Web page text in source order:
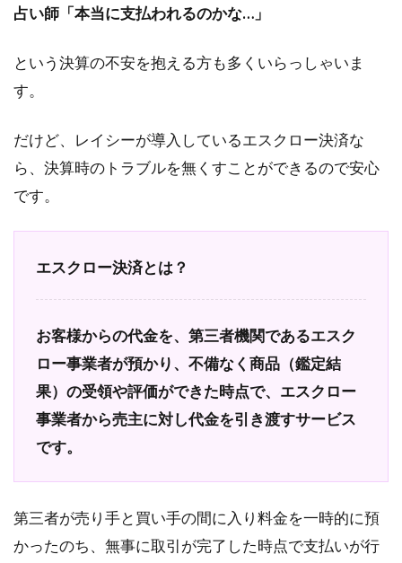
占い師「本当に支払われるのかな…」
という決算の不安を抱える方も多くいらっしゃいま
す。
だけど、レイシーが導入しているエスクロー決済な
ら、決算時のトラブルを無くすことができるので安心
です。
エスクロー決済とは？
お客様からの代金を、第三者機関であるエスク
ロー事業者が預かり、不備なく商品（鑑定結
果）の受領や評価ができた時点で、エスクロー
事業者から売主に対し代金を引き渡すサービス
です。
第三者が売り手と買い手の間に入り料金を一時的に預
かったのち、無事に取引が完了した時点で支払いが行